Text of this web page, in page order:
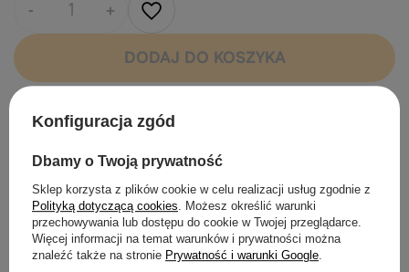
- +
DODAJ DO KOSZYKA
Powiadom mnie o dostępności produktu
30dni na łatwy zwrot
Bezpieczne zakupy
Konfiguracja zgód
Dbamy o Twoją prywatność
Sklep korzysta z plików cookie w celu realizacji usług zgodnie z
Polityką dotyczącą cookies. Możesz określić warunki
przechowywania lub dostępu do cookie w Twojej przeglądarce.
Więcej informacji na temat warunków i prywatności można
znaleźć także na stronie Prywatność i warunki Google.